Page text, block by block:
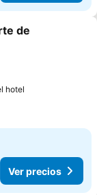
de
hotel
Ver precios